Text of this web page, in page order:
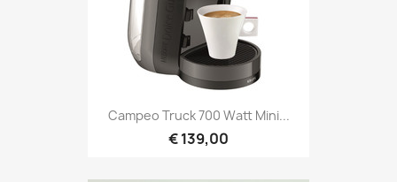
Campeo Truck 700 Watt Mini...
€ 139,00